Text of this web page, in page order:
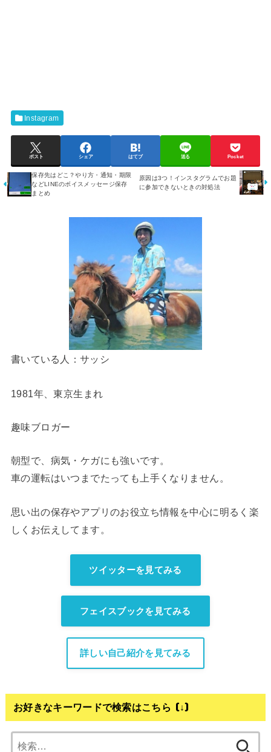
Instagram
ポスト シェア はてブ 送る Pocket
保存先はどこ？やり方・通知・期限
などLINEのボイスメッセージ保存
まとめ
原因は3つ！インスタグラムでお題
に参加できないときの対処法
書いている人：サッシ
1981年、東京生まれ
趣味ブロガー
朝型で、病気・ケガにも強いです。
車の運転はいつまでたっても上手くなりません。
思い出の保存やアプリのお役立ち情報を中心に明るく楽
しくお伝えしてます。
ツイッターを見てみる
フェイスブックを見てみる
詳しい自己紹介を見てみる
お好きなキーワードで検索はこちら (↓)